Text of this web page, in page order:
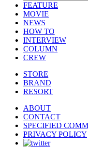
FEATURE
MOVIE
NEWS
HOW TO
INTERVIEW
COLUMN
CREW
STORE
BRAND
RESORT
ABOUT
CONTACT
SPECIFIED
PRIVACY POLICY